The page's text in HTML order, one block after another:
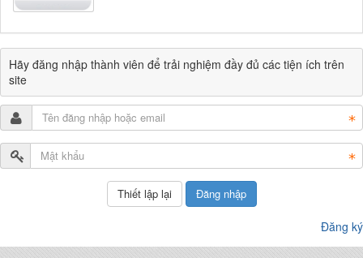
Hãy đăng nhập thành viên để trải nghiệm đầy đủ các tiện ích trên
site
Đăng nhập
Đăng ký